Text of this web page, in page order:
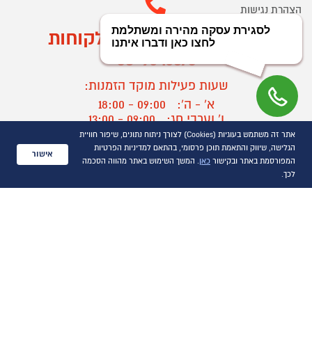
הצהרת נגישות
מוקד הזמנות ושירות לקוחות
03-9545370
שעות פעילות מוקד הזמנות:
א' - ה':
09:00 - 18:00
ו' וערבי חג:
09:00 - 13:00
שעות פעילות מוקד שירות לקוחות:
א' - ד':
09:00 - 16:30
חול המועד
09:00 - 15:00
אתר זה משתמש בעוגיות (Cookies) לצורך ניתוח נתונים, שיפור חוויית
הגלישה, שיווק והתאמת תוכן פרסומי, בהתאם למדיניות הפרטיות
המפורסמת באתר ובקישור כאן. המשך השימוש באתר מהווה הסכמה
לכך.
אישור